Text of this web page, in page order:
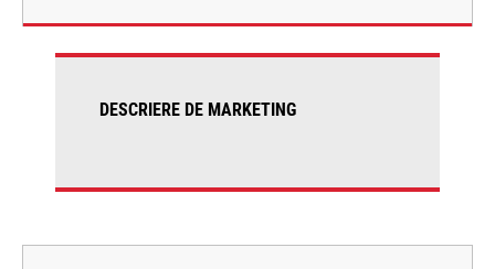
DESCRIERE DE MARKETING